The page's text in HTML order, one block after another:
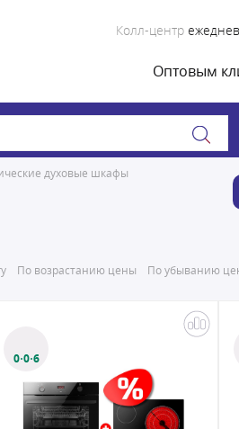
Колл-центр
Оптовым
духовые шкафы
По возрастанию цены По убыванию
0·0·6